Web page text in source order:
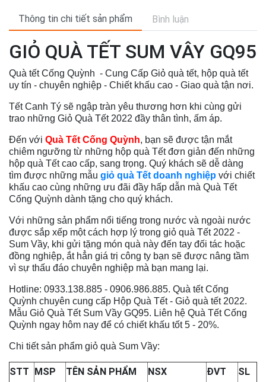
Thông tin chi tiết sản phẩm Bình luận
GIỎ QUÀ TẾT SUM VÂY GQ95
Quà tết Cống Quỳnh - Cung Cấp Giỏ quà tết, hộp quà tết
uy tín - chuyên nghiệp - Chiết khấu cao - Giao quà tận nơi.
Tết Canh Tý sẽ ngập tràn yêu thương hơn khi cùng gửi
trao những Giỏ Quà Tết 2022 đầy thân tình, ấm áp.
Đến với Quà Tết Cống Quỳnh, bạn sẽ được tận mắt
chiêm ngưỡng từ những hộp quà Tết đơn giản đến những
hộp quà Tết cao cấp, sang trọng. Quý khách sẽ dễ dàng
tìm được những mẫu giỏ quà Tết doanh nghiệp với chiết
khấu cao cùng những ưu đãi đầy hấp dẫn mà Quà Tết
Cống Quỳnh dành tặng cho quý khách.
Với những sản phẩm nổi tiếng trong nước và ngoài nước
được sắp xếp một cách hợp lý trong giỏ quà Tết 2022 -
Sum Vầy, khi gửi tặng món quà này đến tay đối tác hoặc
đồng nghiệp, ắt hẳn giá trị công ty bạn sẽ được nâng tầm
vì sự thấu đáo chuyên nghiệp mà bạn mang lại.
Hotline: 0933.138.885 - 0906.986.885. Quà tết Cống
Quỳnh chuyên cung cấp Hộp Quà Tết - Giỏ quà tết 2022.
Mẫu Giỏ Quà Tết Sum Vầy GQ95. Liên hệ Quà Tết Cống
Quỳnh ngay hôm nay để có chiết khấu tốt 5 - 20%.
Chi tiết sản phẩm giỏ quà Sum Vầy:
STT MSP TÊN SẢN PHẨM NSX ĐVT
SL